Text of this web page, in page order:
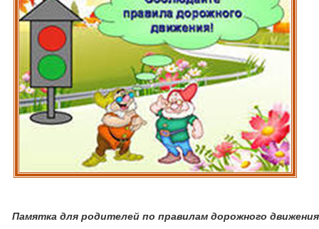
Памятка для родителей по правилам дорожного движения